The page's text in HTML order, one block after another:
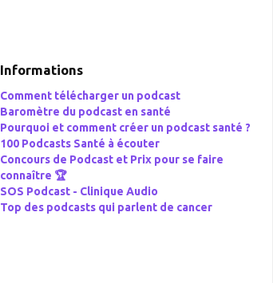
Informations
Comment télécharger un podcast
Baromètre du podcast en santé
Pourquoi et comment créer un podcast santé ?
100 Podcasts Santé à écouter
Concours de Podcast et Prix pour se faire
connaître 🏆
SOS Podcast - Clinique Audio
Top des podcasts qui parlent de cancer